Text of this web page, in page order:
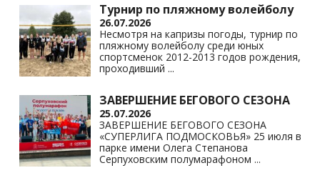
Турнир по пляжному волейболу
26.07.2026
Несмотря на капризы погоды, турнир по
пляжному волейболу среди юных
спортсменок 2012-2013 годов рождения,
проходивший ...
ЗАВЕРШЕНИЕ БЕГОВОГО СЕЗОНА
25.07.2026
ЗАВЕРШЕНИЕ БЕГОВОГО СЕЗОНА
«СУПЕРЛИГА ПОДМОСКОВЬЯ» 25 июля в
парке имени Олега Степанова
Серпуховским полумарафоном ...